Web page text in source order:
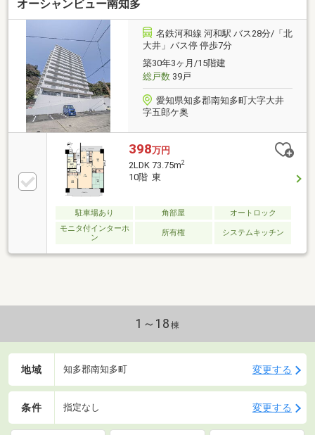
オーシャンビュー南知多
名鉄河和線 河和駅 バス28分/「北
大井」バス停 停歩7分
築30年3ヶ月/15階建
総戸数39戸
愛知県知多郡南知多町大字大井
字五郎ケ奥
398万円
2LDK 73.75m2
10階 東
駐車場あり 角部屋
オートロック
モニタ付インターホ
ン
所有権 システムキッチン
1～18 棟
地域 知多郡南知多町 変更する
条件 指定なし 変更する